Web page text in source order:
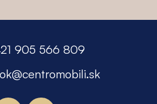
905 566 809
@centromobili.sk